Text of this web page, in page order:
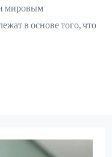
мировым
в основе того, что